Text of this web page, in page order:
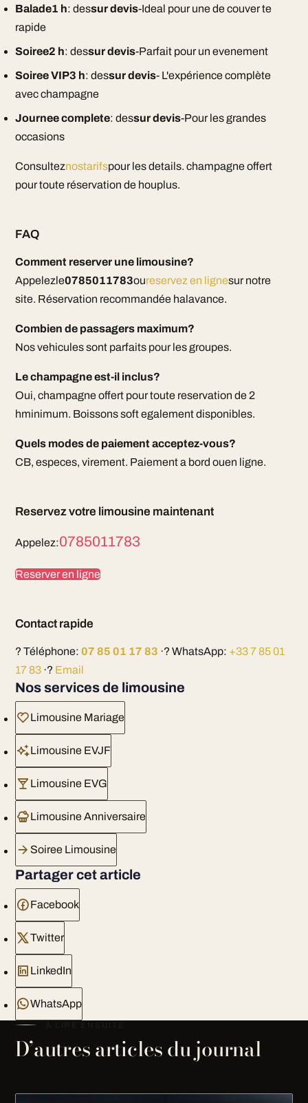
Balade1 h: dessur devis-Ideal pour une de couver te
rapide
Soiree2 h: dessur devis-Parfait pour un evenement
Soiree VIP3 h: dessur devis- L'expérience complète
avec champagne
Journee complete: dessur devis-Pour les grandes
occasions
Consulteznostarifspour les details. champagne offert
pour toute réservation de houplus.
FAQ
Comment reserver une limousine?
Appelezle0785011783oureservez en lignesur notre
site. Réservation recommandée halavance.
Combien de passagers maximum?
Nos vehicules sont parfaits pour les groupes.
Le champagne est-il inclus?
Oui, champagne offert pour toute reservation de 2
hminimum. Boissons soft egalement disponibles.
Quels modes de paiement acceptez-vous?
CB, especes, virement. Paiement a bord ouen ligne.
Reservez votre limousine maintenant
Appelez:0785011783
Reserver en ligne
Contact rapide
? Téléphone: 07 85 01 17 83 ·? WhatsApp: +33 7 85 01
17 83·? Email
Nos services de limousine
Limousine Mariage
Limousine EVJF
Limousine EVG
Limousine Anniversaire
Soiree Limousine
Partager cet article
Facebook
Twitter
LinkedIn
WhatsApp
D’autres articles du journal